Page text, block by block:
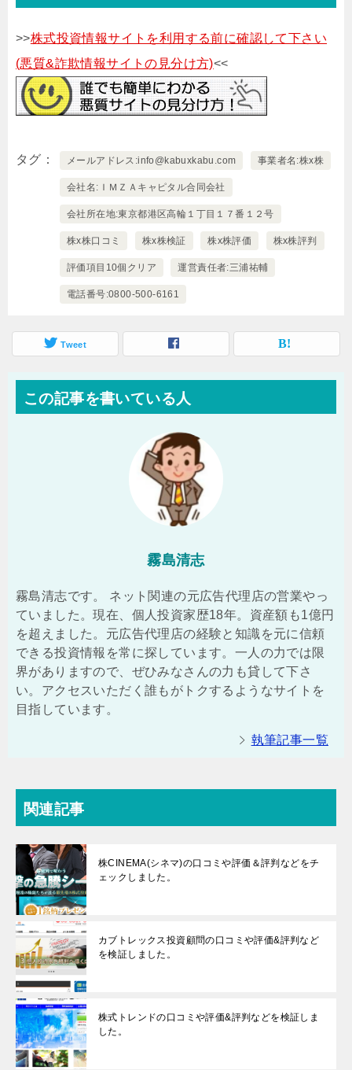
>>株式投資情報サイトを利用する前に確認して下さい
(悪質&詐欺情報サイトの見分け方)<<
タグ メールアドレス:info@kabuxkabu.com 事業者名:株x株
会社名:ＩＭＺＡキャピタル合同会社
会社所在地:東京都港区高輪１丁目１７番１２号
株x株口コミ 株x株検証 株x株評価 株x株評判
評価項目10個クリア 運営責任者:三浦祐輔
電話番号:0800-500-6161
Tweet
この記事を書いている人
霧島清志
霧島清志です。 ネット関連の元広告代理店の営業やっ
ていました。現在、個人投資家歴18年。資産額も1億円
を超えました。元広告代理店の経験と知識を元に信頼
できる投資情報を常に探しています。一人の力では限
界がありますので、ぜひみなさんの力も貸して下さ
い。アクセスいただく誰もがトクするようなサイトを
目指しています。
執筆記事一覧
関連記事
株CINEMA(シネマ)の口コミや評価＆評判などをチ
ェックしました。
カブトレックス投資顧問の口コミや評価&評判など
を検証しました。
株式トレンドの口コミや評価&評判などを検証しま
した。